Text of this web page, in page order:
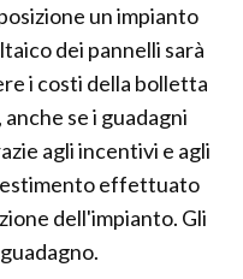
un impianto
dei pannelli sarà
i costi della bolletta
se i guadagni
agli incentivi e agli
effettuato
dell'impianto. Gli